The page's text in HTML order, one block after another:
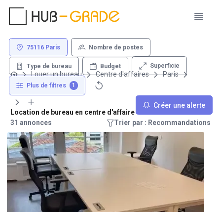
75116 Paris Nombre de postes
Type de bureau Budget Superficie
Plus de filtres 1
Créer une alerte
Louer un bureau Centre d'affaires
Paris
75116
Location de bureau en centre d'affaire - 75116 Paris
31 annonces
Trier par : Recommandations